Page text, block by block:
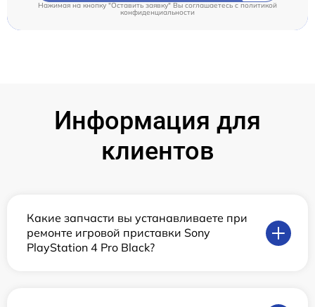
Нажимая на кнопку "Оставить заявку" Вы соглашаетесь cполитикой
конфиденциальности
Информация для
клиентов
Какие запчасти вы устанавливаете при
ремонте игровой приставки Sony
PlayStation 4 Pro Black?